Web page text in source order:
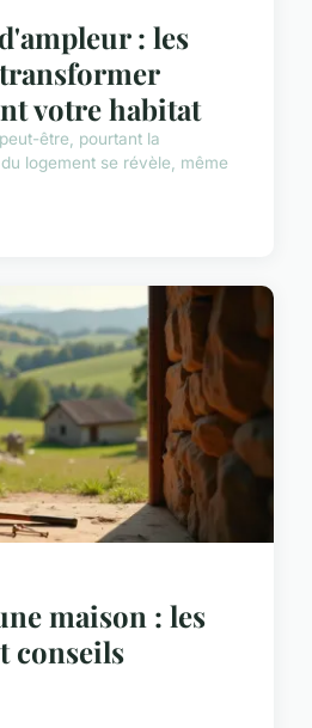
: les
votre habitat
être, pourtant la
logement se révèle, même
maison : les
conseils